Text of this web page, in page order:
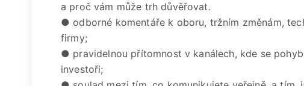
a proč vám může trh důvěřovat.
● odborné komentáře k oboru, tržním změnám,
firmy;
● pravidelnou přítomnost v kanálech, kde se
investoři;